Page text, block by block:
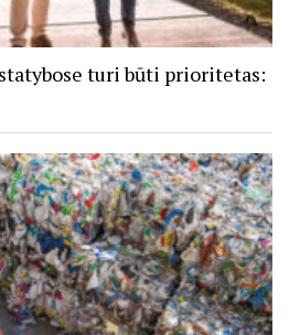
turi būti prioritetas: